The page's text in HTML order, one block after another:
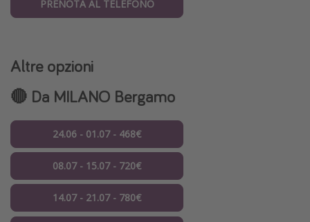
PRENOTA AL TELEFONO
Altre opzioni
🔴 Da MILANO Bergamo
24.06 - 01.07 - 468€
08.07 - 15.07 - 720€
14.07 - 21.07 - 780€